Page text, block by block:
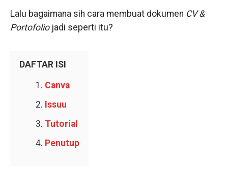
Lalu bagaimana sih cara membuat dokumen CV &
Portofolio jadi seperti itu?
DAFTAR ISI
Canva
Issuu
Tutorial
Penutup